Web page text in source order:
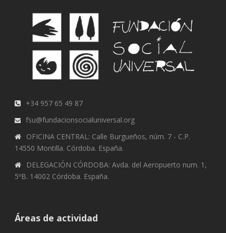
+34 957 65 49 87
fsu@fundacionsocialuniversal.org
OFICINA CENTRAL: Calle Burgueños, núm. 7 - C.P.
14550 Montilla. Córdoba. España.
DELEGACIÓN CÓRDOBA: Avda. del Aeropuerto num. 1,
5ºB. 14002 Córdoba. España.
Áreas de actividad